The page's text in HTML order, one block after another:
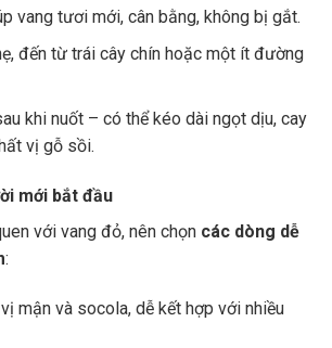
vang tươi mới, cân bằng, không bị gắt.
đến từ trái cây chín hoặc một ít đường
khi nuốt – có thể kéo dài ngọt dịu, cay
vị gỗ sồi.
mới bắt đầu
với vang đỏ, nên chọn các dòng dễ
:
mận và socola, dễ kết hợp với nhiều